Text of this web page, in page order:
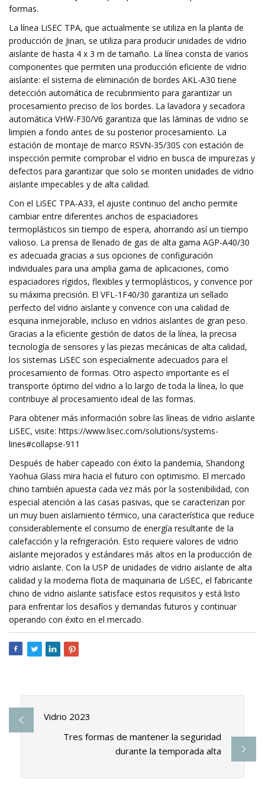
formas.
La línea LiSEC TPA, que actualmente se utiliza en la planta de
producción de Jinan, se utiliza para producir unidades de vidrio
aislante de hasta 4 x 3 m de tamaño. La línea consta de varios
componentes que permiten una producción eficiente de vidrio
aislante: el sistema de eliminación de bordes AKL-A30 tiene
detección automática de recubrimiento para garantizar un
procesamiento preciso de los bordes. La lavadora y secadora
automática VHW-F30/V6 garantiza que las láminas de vidrio se
limpien a fondo antes de su posterior procesamiento. La
estación de montaje de marco RSVN-35/30S con estación de
inspección permite comprobar el vidrio en busca de impurezas y
defectos para garantizar que solo se monten unidades de vidrio
aislante impecables y de alta calidad.
Con el LiSEC TPA-A33, el ajuste continuo del ancho permite
cambiar entre diferentes anchos de espaciadores
termoplásticos sin tiempo de espera, ahorrando así un tiempo
valioso. La prensa de llenado de gas de alta gama AGP-A40/30
es adecuada gracias a sus opciones de configuración
individuales para una amplia gama de aplicaciones, como
espaciadores rígidos, flexibles y termoplásticos, y convence por
su máxima precisión. El VFL-1F40/30 garantiza un sellado
perfecto del vidrio aislante y convence con una calidad de
esquina inmejorable, incluso en vidrios aislantes de gran peso.
Gracias a la eficiente gestión de datos de la línea, la precisa
tecnología de sensores y las piezas mecánicas de alta calidad,
los sistemas LiSEC son especialmente adecuados para el
procesamiento de formas. Otro aspecto importante es el
transporte óptimo del vidrio a lo largo de toda la línea, lo que
contribuye al procesamiento ideal de las formas.
Para obtener más información sobre las líneas de vidrio aislante
LiSEC, visite: https://www.lisec.com/solutions/systems-
lines#collapse-911
Después de haber capeado con éxito la pandemia, Shandong
Yaohua Glass mira hacia el futuro con optimismo. El mercado
chino también apuesta cada vez más por la sostenibilidad, con
especial atención a las casas pasivas, que se caracterizan por
un muy buen aislamiento térmico, una característica que reduce
considerablemente el consumo de energía resultante de la
calefacción y la refrigeración. Esto requiere valores de vidrio
aislante mejorados y estándares más altos en la producción de
vidrio aislante. Con la USP de unidades de vidrio aislante de alta
calidad y la moderna flota de maquinaria de LiSEC, el fabricante
chino de vidrio aislante satisface estos requisitos y está listo
para enfrentar los desafíos y demandas futuros y continuar
operando con éxito en el mercado.
Vidrio 2023
Tres formas de mantener la seguridad
durante la temporada alta